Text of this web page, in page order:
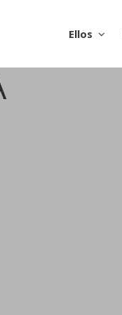
Ellos